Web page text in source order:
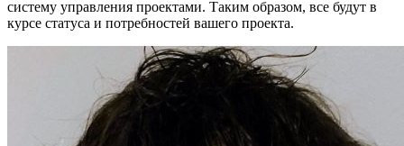
систему управления проектами. Таким образом, все будут в
курсе статуса и потребностей вашего проекта.